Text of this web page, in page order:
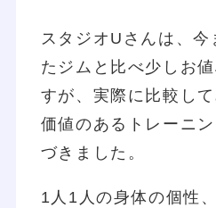
スタジオUさんは、今
たジムと比べ少しお
すが、実際に比較し
価値のあるトレーニ
づきました。
1人1人の身体の個性